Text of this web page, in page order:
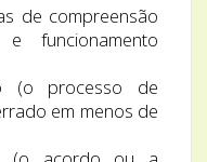
de compreensão
funcionamento
(o processo de
em menos de